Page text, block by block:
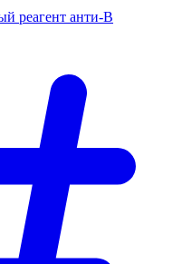
реагент анти-В